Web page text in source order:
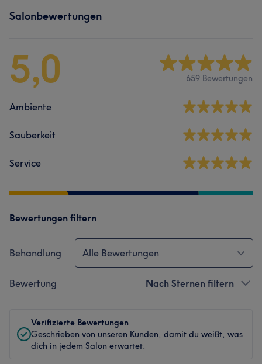
Salonbewertungen
5,0 659 Bewertungen
Ambiente
Sauberkeit
Service
Bewertungen filtern
Behandlung Alle Bewertungen
Bewertung Nach Sternen filtern
Verifizierte Bewertungen
Geschrieben von unseren Kunden, damit du weißt, was
dich in jedem Salon erwartet.